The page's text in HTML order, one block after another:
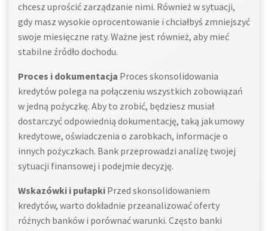
chcesz uprościć zarządzanie nimi. Również w sytuacji,
gdy masz wysokie oprocentowanie i chciałbyś zmniejszyć
swoje miesięczne raty. Ważne jest również, aby mieć
stabilne źródło dochodu.
Proces i dokumentacja Proces skonsolidowania
kredytów polega na połączeniu wszystkich zobowiązań
w jedną pożyczkę. Aby to zrobić, będziesz musiał
dostarczyć odpowiednią dokumentację, taką jak umowy
kredytowe, oświadczenia o zarobkach, informacje o
innych pożyczkach. Bank przeprowadzi analizę twojej
sytuacji finansowej i podejmie decyzję.
Wskazówki i pułapki Przed skonsolidowaniem
kredytów, warto dokładnie przeanalizować oferty
różnych banków i porównać warunki. Często banki